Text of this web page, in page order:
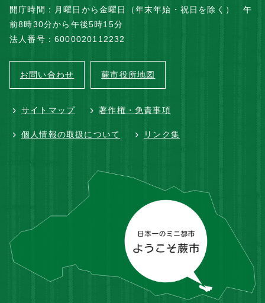
開庁時間：月曜日から金曜日（年末年始・祝日を除く） 午
前8時30分から午後5時15分
法人番号：6000020112232
お問い合わせ 蕨市役所地図
サイトマップ 著作権・免責事項
個人情報の取扱について リンク集